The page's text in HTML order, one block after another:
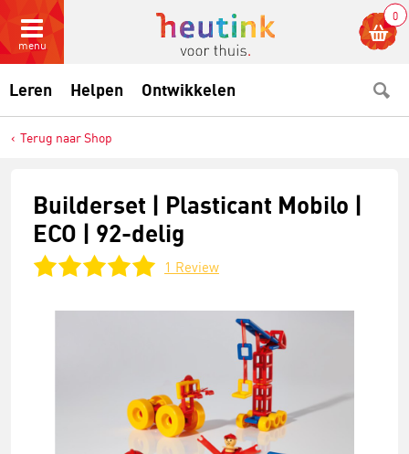
menu
0
Leren Helpen Ontwikkelen
Terug naar Shop
Builderset | Plasticant Mobilo |
ECO | 92-delig
1 Review